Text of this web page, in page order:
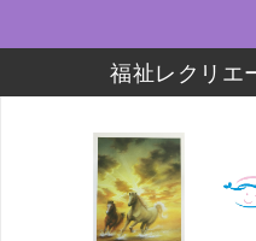
福祉レクリエ
【福祉レクセミ
【福祉レクセミナー